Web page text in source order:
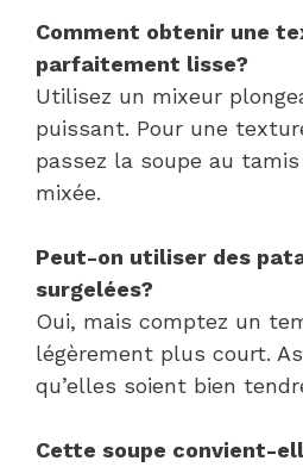
Comment obtenir une
parfaitement lisse?
Utilisez un mixeur
puissant. Pour une
passez la soupe au tamis
mixée.
Peut-on utiliser des
surgelées?
Oui, mais comptez un
légèrement plus court.
qu’elles soient bien
Cette soupe convient-